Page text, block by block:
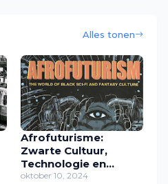
Alles tonen
Afrofuturisme:
Zwarte Cultuur,
Technologie en
Toekomstvisies in
oktober 10, 2024